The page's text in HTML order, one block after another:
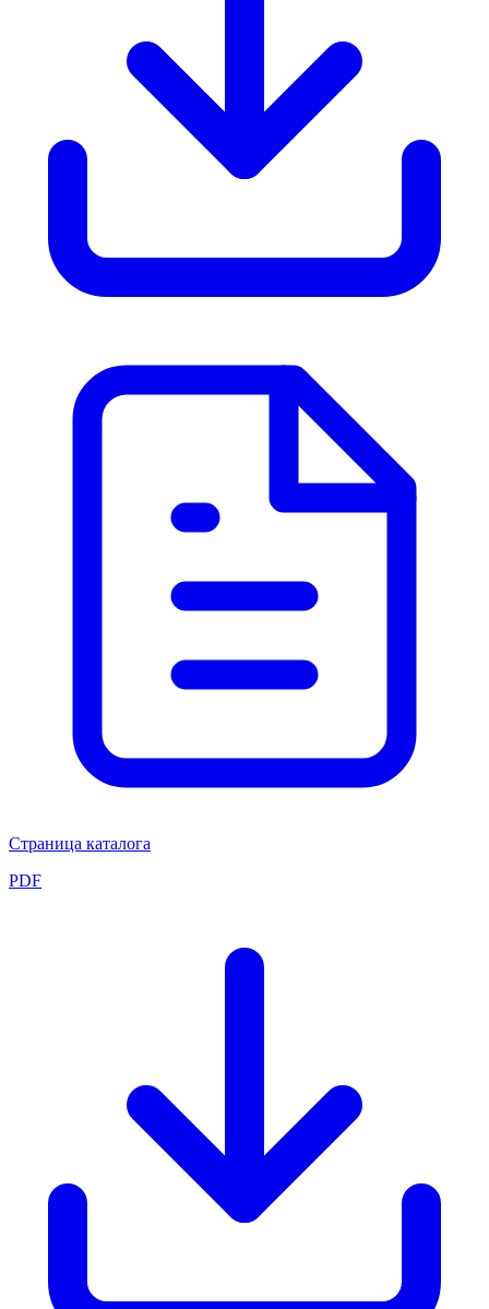
Страница каталога
PDF